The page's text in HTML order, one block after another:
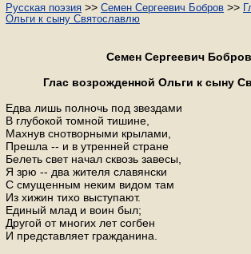
Рейтинг русских поэтов
Рейтинг стихотворений
Русская поэзия >> Семен Сергеевич Бобров >>
Ольги к сыну Святославлю
Семен Сергеевич Бобров
Глас возрожденной Ольги к сыну
Едва лишь полночь под звездами
В глубокой томной тишине,
Махнув снотворными крылами,
Прешла -- и в утренней стране
Белеть свет начал сквозь завесы,
Я зрю -- два жителя славянски
С смущенным неким видом там
Из хижин тихо выступают.
Единый млад и воин был;
Другой от многих лет согбен
И представляет гражданина.